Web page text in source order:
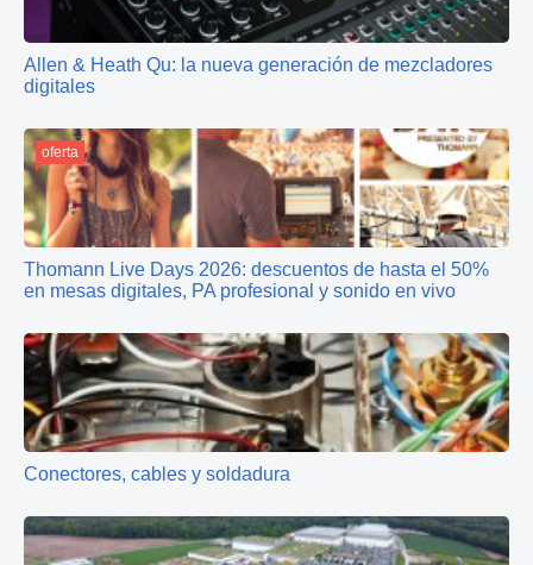
Allen & Heath Qu: la nueva generación de mezcladores
digitales
oferta
Thomann Live Days 2026: descuentos de hasta el 50%
en mesas digitales, PA profesional y sonido en vivo
Conectores, cables y soldadura